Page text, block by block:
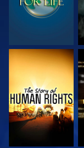
ANSEHEN